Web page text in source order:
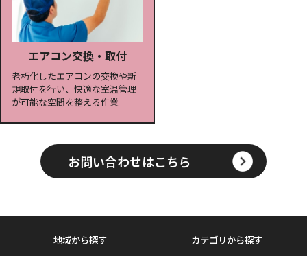
エアコン交換・取付
老朽化したエアコンの交換や新
規取付を行い、快適な室温管理
が可能な空間を整える作業
お問い合わせはこちら
地域から探す
カテゴリから探す